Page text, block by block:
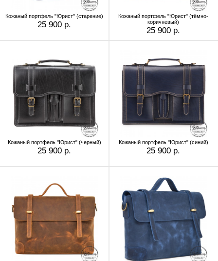
Кожаный портфель "Юрист" (старение)
25 900 р.
Кожаный портфель "Юрист" (тёмно-
коричневый)
25 900 р.
Кожаный портфель "Юрист" (черный)
25 900 р.
Кожаный портфель "Юрист" (синий)
25 900 р.